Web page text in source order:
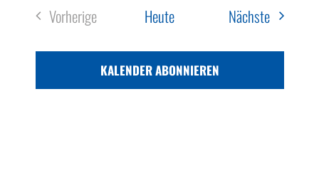
Vorherige
Heute Nächste
KALENDER ABONNIEREN